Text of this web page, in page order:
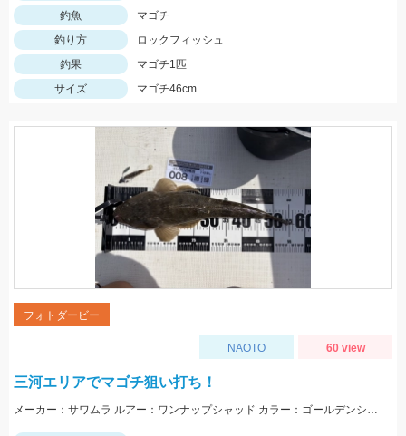
釣魚
マゴチ
釣り方
ロックフィッシュ
釣果
マゴチ1匹
サイズ
マゴチ46cm
フォトダービー
NAOTO 60 view
三河エリアでマゴチ狙い打ち！
メーカー：サワムラ ルアー：ワンナップシャッド カラー：ゴールデンシャイナー